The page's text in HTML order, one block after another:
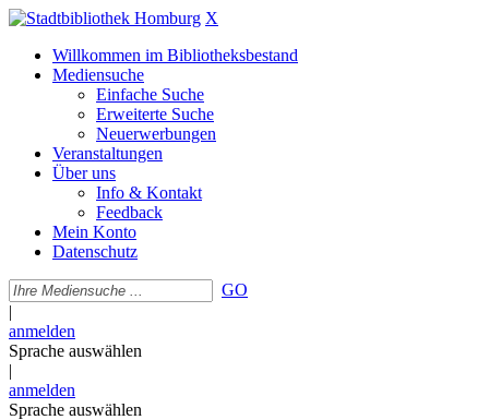
X
Willkommen im Bibliotheksbestand
Mediensuche
Einfache Suche
Erweiterte Suche
Neuerwerbungen
Veranstaltungen
Über uns
Info & Kontakt
Feedback
Mein Konto
Datenschutz
GO
|
anmelden
Sprache auswählen
|
anmelden
Sprache auswählen